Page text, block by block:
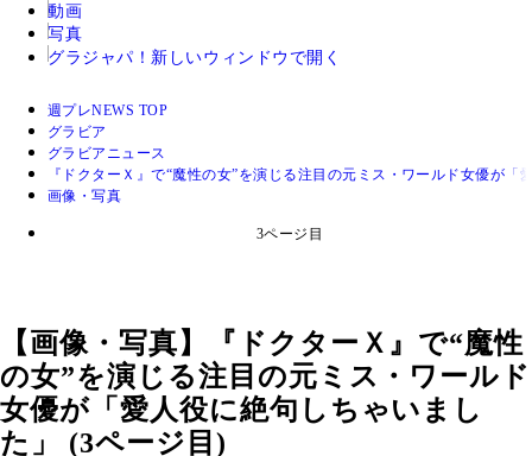
動画
写真
グラジャパ！ 新しいウィンドウで開く
週プレNEWS TOP
グラビア
グラビアニュース
『ドクターＸ』で“魔性の女”を演じる注目の元ミス・ワールド女優が「
画像・写真
3ページ目
【画像・写真】『ドクターＸ』で“魔性
の女”を演じる注目の元ミス・ワールド
女優が「愛人役に絶句しちゃいまし
た」 (3ページ目)